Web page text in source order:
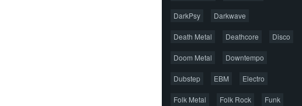
DarkPsy Darkwave
Death Metal Deathcore Disco
Doom Metal Downtempo
Dubstep EBM Electro
Folk Metal Folk Rock Funk